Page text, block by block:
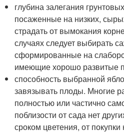
глубина залегания
посаженные на низких,
страдать от вымокания
случаях следует выбирать
сформированные на
имеющие хорошо развитые
способность выбранной
завязывать плоды. Многие
полностью или частично
поблизости от сада нет
сроком цветения, от